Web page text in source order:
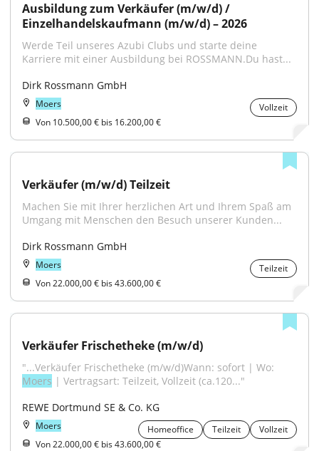
Ausbildung zum Verkäufer (m/w/d) /
Einzelhandelskaufmann (m/w/d) – 2026
Werde Teil unseres Azubi Clubs und starte deine
Karriere mit einer Ausbildung bei ROSSMANN.Du hast...
Dirk Rossmann GmbH
Moers
Vollzeit
Von 10.500,00 € bis 16.200,00 €
Verkäufer (m/w/d) Teilzeit
Machen Sie mit Ihrer herzlichen Art und Ihrem Spaß am
Umgang mit Menschen den Besuch unserer Kunden...
Dirk Rossmann GmbH
Moers
Teilzeit
Von 22.000,00 € bis 43.600,00 €
Verkäufer Frischetheke (m/w/d)
Moers | Vertragsart: Teilzeit, Vollzeit (ca.120..."
REWE Dortmund SE & Co. KG
Moers Homeoffice Teilzeit
Vollzeit
Von 22.000,00 € bis 43.600,00 €